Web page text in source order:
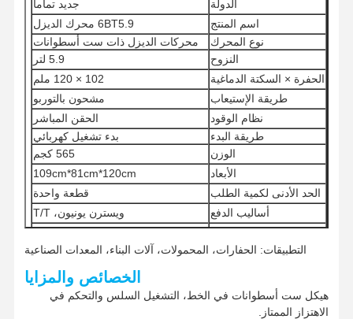
الدولة
جديد تماماً
اسم المنتج
6BT5.9 محرك الديزل
نوع المحرك
محركات الديزل ذات ست أسطوانات
النزوح
5.9 لتر
الحفرة × السكتة الدماغية
102 × 120 ملم
طريقة الإستيعاب
مشحون بالتوربو
نظام الوقود
الحقن المباشر
طريقة البدء
بدء تشغيل كهربائي
الوزن
565 كجم
الأبعاد
109cm*81cm*120cm
الحد الأدنى لكمية الطلب
قطعة واحدة
أساليب الدفع
ويسترن يونيون، T/T
طرق الشحن
UPS / DHL / EMS / TNT / FedEx
التطبيقات: الحفارات، المحمولات، آلات البناء، المعدات الصناعية
الخصائص والمزايا
هيكل ست أسطوانات في الخط، التشغيل السلس والتحكم في
الاهتزاز الممتاز.